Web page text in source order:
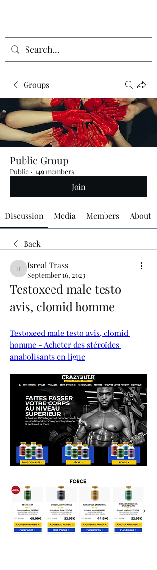
Groups
Public Group
Public · 149 members
Join
Discussion Media Members About
Back
Isreal Trass
Isreal Trass
September 16, 2023
Testoxeed male testo
avis, clomid homme
Testoxeed male testo avis, clomid
homme - Acheter des stéroïdes
anabolisants en ligne